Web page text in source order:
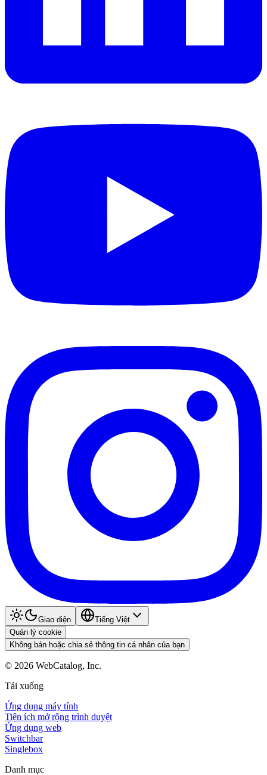
Giao diện
Tiếng Việt
Quản lý cookie
Không bán hoặc chia sẻ thông tin cá nhân của bạn
© 2026 WebCatalog, Inc.
Tải xuống
Ứng dụng máy tính
Tiện ích mở rộng trình duyệt
Ứng dụng web
Switchbar
Singlebox
Danh mục